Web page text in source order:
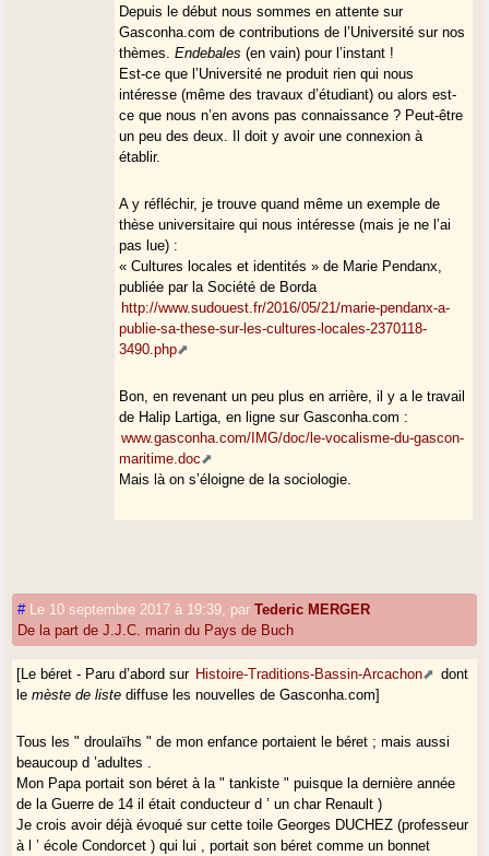
Depuis le début nous sommes en attente sur
Gasconha.com de contributions de l’Université sur nos
thèmes.Endebales (en vain) pour l’instant !
Est-ce que l’Université ne produit rien qui nous
intéresse (même des travaux d’étudiant) ou alors est-
ce que nous n’en avons pas connaissance ? Peut-être
un peu des deux. Il doit y avoir une connexion à
établir.
A y réfléchir, je trouve quand même un exemple de
thèse universitaire qui nous intéresse (mais je ne l’ai
pas lue) :
« Cultures locales et identités » de Marie Pendanx,
publiée par la Société de Borda
http://www.sudouest.fr/2016/05/21/marie-pendanx-a-
publie-sa-these-sur-les-cultures-locales-2370118-
3490.php
Bon, en revenant un peu plus en arrière, il y a le travail
de Halip Lartiga, en ligne sur Gasconha.com :
www.gasconha.com/IMG/doc/le-vocalisme-du-gascon-
maritime.doc
Mais là on s’éloigne de la sociologie.
# Le 10 septembre 2017 à 19:39 parTederic MERGER
De la part de J.J.C. marin du Pays de Buch
[Le béret - Paru d’abord sur Histoire-Traditions-Bassin-Arcachon
dont
lemèste de liste diffuse les nouvelles de Gasconha.com]
Tous les " droulaïhs " de mon enfance portaient le béret ; mais aussi
beaucoup d ’adultes .
Mon Papa portait son béret à la " tankiste " puisque la dernière année
de la Guerre de 14 il était conducteur d ’ un char Renault )
Je crois avoir déjà évoqué sur cette toile Georges DUCHEZ (professeur
à l ’ école Condorcet ) qui lui , portait son béret comme un bonnet